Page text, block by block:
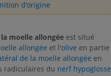
d’origine
moelle allongéeest situé
allongée et l'olive en partie
de la moelle allongée en
radiculaires du nerf hypoglosse